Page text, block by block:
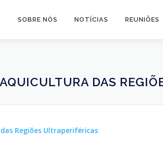
SOBRE NÓS NOTÍCIAS REUNIÕES
DAS
Regiões Ultraperiféricas